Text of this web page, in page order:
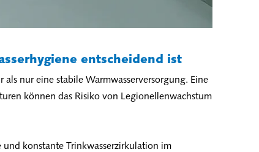
entscheidend ist
nur eine stabile Warmwasserversorgung. Eine
können das Risiko von Legionellenwachstum
konstante Trinkwasserzirkulation im